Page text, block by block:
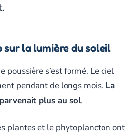
sur la lumière du soleil
poussière s’est formé. Le ciel
pendant de longs mois. La
plus au sol.
plantes et le phytoplancton ont